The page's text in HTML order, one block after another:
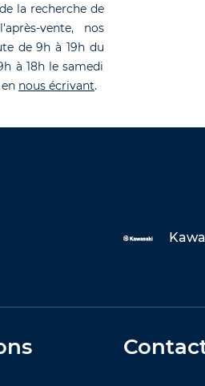
la recherche de
vente, nos
de 9h à 19h du
à 18h le samedi
nous écrivant.